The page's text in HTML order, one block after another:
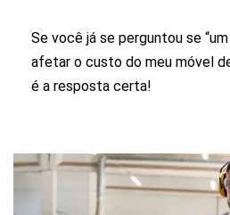
Se você já se perguntou se
afetar o custo do meu móvel
é a resposta certa!